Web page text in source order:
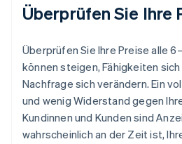
Überprüfen Sie Ihre
Überprüfen Sie Ihre Preise alle
können steigen, Fähigkeiten
Nachfrage sich verändern. Ein
und wenig Widerstand gegen
Kundinnen und Kunden sind
wahrscheinlich an der Zeit ist,